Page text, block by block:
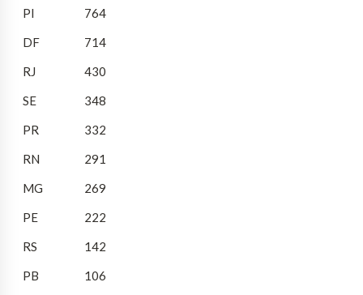
PI
764
DF
714
RJ
430
SE
348
PR
332
RN
291
MG
269
PE
222
RS
142
PB
106